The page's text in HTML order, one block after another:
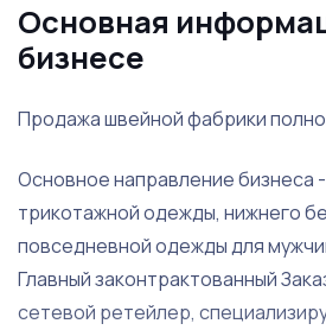
Основная
бизнесе
Продажа швейной фабрики
Основное направление бизнеса
трикотажной одежды, нижнего
повседневной одежды для
Главный законтрактованный
сетевой ретейлер,